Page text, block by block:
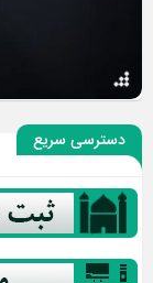
دسترسی سریع